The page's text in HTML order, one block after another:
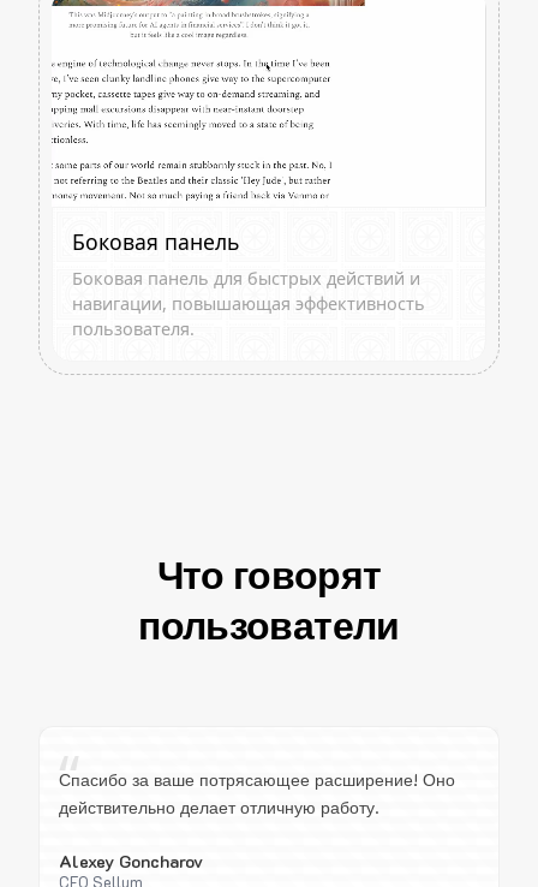
Боковая панель
Боковая панель для быстрых действий и
навигации, повышающая эффективность
пользователя.
Что говорят
пользователи
“
Спасибо за ваше потрясающее расширение! Оно
действительно делает отличную работу.
Alexey Goncharov
CEO Sellum